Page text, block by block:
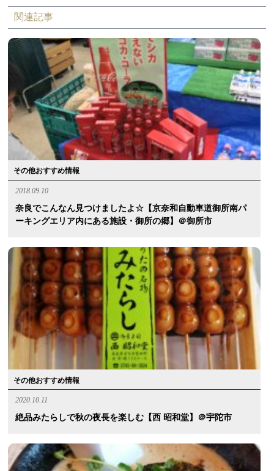
関連記事
その他おすすめ情報
2018.09.10
奈良でこんなん見つけましたよ☆【京奈和自動車道御所南パ
ーキングエリア内にある施設・御所の郷】＠御所市
その他おすすめ情報
2020.10.11
絶品みたらしで秋の夜長を楽しむ【西 昭和堂】＠宇陀市